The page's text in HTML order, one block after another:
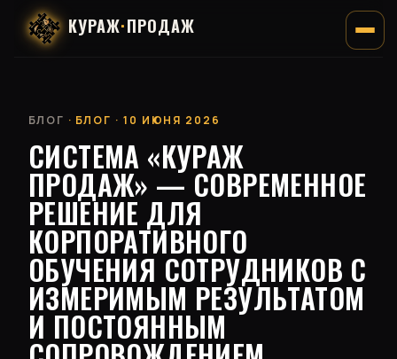
КУРАЖ·ПРОДАЖ
БЛОГ · БЛОГ · 10 ИЮНЯ 2026
СИСТЕМА «КУРАЖ
ПРОДАЖ» — СОВРЕМЕННОЕ
РЕШЕНИЕ ДЛЯ
КОРПОРАТИВНОГО
ОБУЧЕНИЯ СОТРУДНИКОВ С
ИЗМЕРИМЫМ РЕЗУЛЬТАТОМ
И ПОСТОЯННЫМ